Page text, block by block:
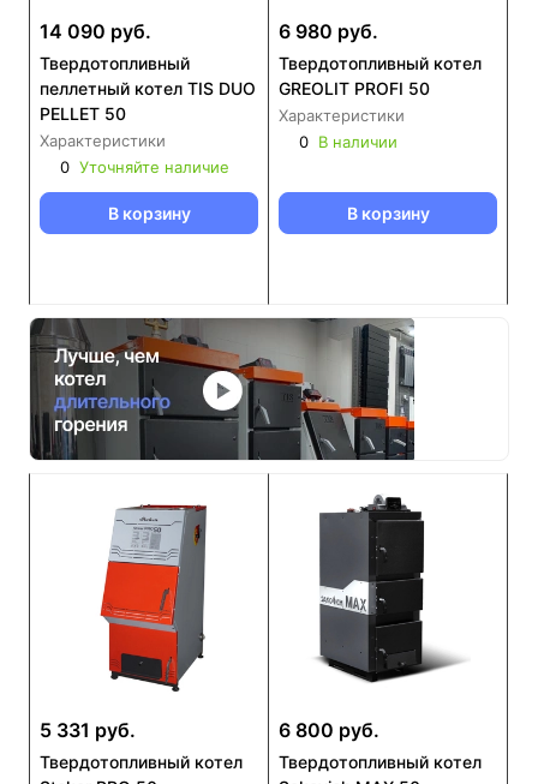
14 090 руб.
Твердотопливный
пеллетный котел TIS DUO
PELLET 50
Характеристики
0 Уточняйте наличие
В корзину
6 980 руб.
Твердотопливный котел
GREOLIT PROFI 50
Характеристики
0 В наличии
В корзину
5 331 руб.
Твердотопливный котел
6 800 руб.
Твердотопливный котел